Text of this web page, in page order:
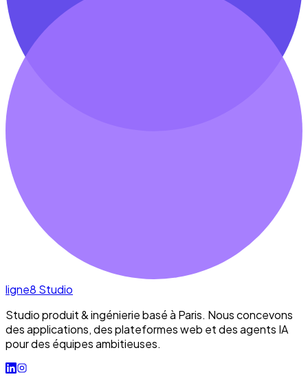
ligne8 Studio
Studio produit & ingénierie basé à Paris. Nous concevons
des applications, des plateformes web et des agents IA
pour des équipes ambitieuses.